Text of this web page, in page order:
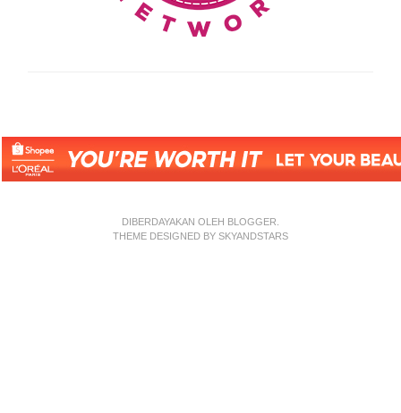
DIBERDAYAKAN OLEH BLOGGER
THEME DESIGNED BY SKYANDSTARS